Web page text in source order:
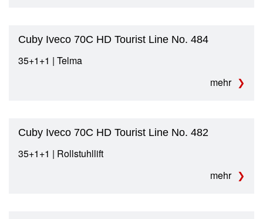
Cuby Iveco 70C HD Tourist Line No. 484
35+1+1 | Telma
mehr
Cuby Iveco 70C HD Tourist Line No. 482
35+1+1 | Rollstuhllift
mehr